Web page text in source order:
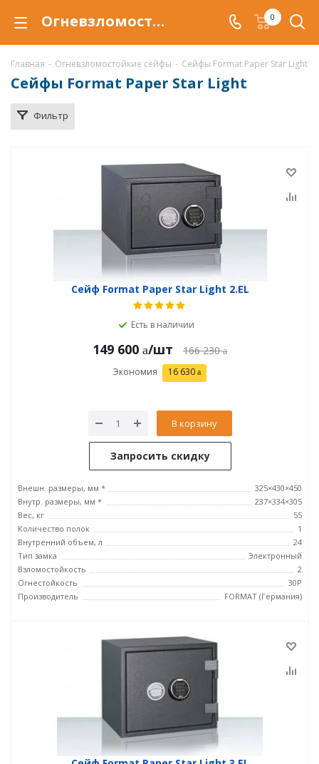
Огневзломостойкий сейф Format Paper Star Light купить в Воронеже, сейфы Format Paper Star Light с защитой от взлома и от огня по низкой цене c доставкой 0
Главная - Огневзломостойкие сейфы - Сейфы Format Paper Star Light
Сейфы Format Paper Star Light
Фильтр
Сейф Format Paper Star Light 2.EL
Есть в наличии
149 600 /шт 166 230
Экономия 16 630
В корзину
Запросить скидку
Внешн. размеры, мм *
325×430×450
Внутр. размеры, мм *
237×334×305
Вес, кг
55
Количество полок
1
Внутренний объем, л
24
Тип замка
Электронный
Взломостойкость
2
Огнестойкость
30P
Производитель
FORMAT (Германия)